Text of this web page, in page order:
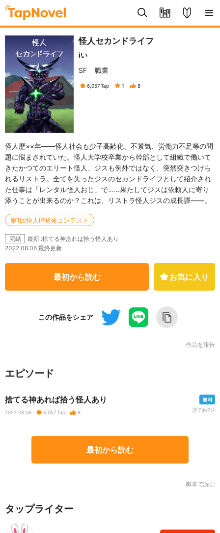
怪人セカンドライフ
iい
SF
職業
6,057Tap 1 8
怪人歴××年——怪人社会も少子高齢化、不景気、労働力不足等の問
題に悩まされていた。怪人大学校卒業から幹部として組織で働いて
きたかつてのエリート怪人、ジスも例外ではなく、突然突きつけら
れるリストラ。全てを失ったジスのセカンドライフとして紹介され
た仕事は「レンタル怪人おじ」で……果たしてジスは依頼人に寄り
添うことが出来るのか？これは、リストラ怪人ジスの成長譚——。
第1回怪人IP開発コンテスト
完結
最新 :捨てる神あれば拾う怪人あり
2022.08.06 最終更新
最初から読む お気に入り
この作品をシェア
作品を報告
エピソード
捨てる神あれば拾う怪人あり
2022.08.06 6,057Tap 8 読了約7分
最初から読む
脚本で読む
タップライター